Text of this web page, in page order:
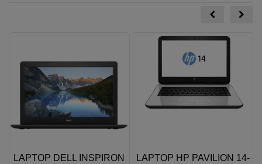
LAPTOP DELL INSPIRON
LAPTOP HP PAVILION 14-